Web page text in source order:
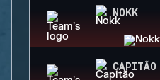
NOKK
CAPITÃO